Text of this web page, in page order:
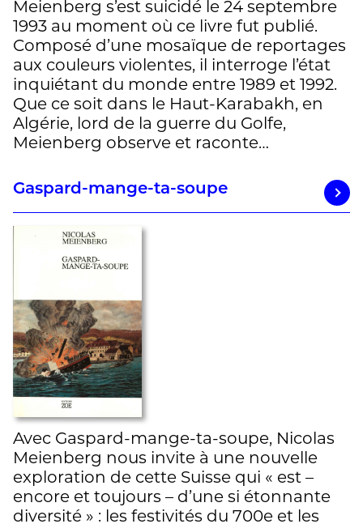
Meienberg s’est suicidé le 24 septembre
1993 au moment où ce livre fut publié.
Composé d’une mosaïque de reportages
aux couleurs violentes, il interroge l’état
inquiétant du monde entre 1989 et 1992.
Que ce soit dans le Haut-Karabakh, en
Algérie, lord de la guerre du Golfe,
Meienberg observe et raconte…
Gaspard-mange-ta-soupe
Avec Gaspard-mange-ta-soupe, Nicolas
Meienberg nous invite à une nouvelle
exploration de cette Suisse qui « est –
encore et toujours – d’une si étonnante
diversité » : les festivités du 700e et les